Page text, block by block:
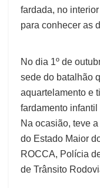
fardada, no
para conhecer as
No dia 1º de
sede do batalhão
aquartelamento e
fardamento
Na ocasião, teve
do Estado Maior
ROCCA, Polícia
de Trânsito